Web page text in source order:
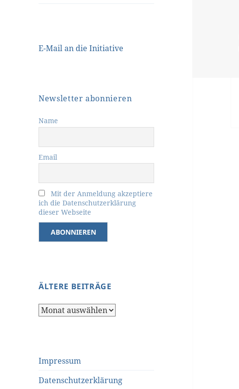
E-Mail an die Initiative
Newsletter abonnieren
Name
Email
Mit der Anmeldung akzeptiere
ich die Datenschutzerklärung
dieser Webseite
ÄLTERE BEITRÄGE
Ältere
Impressum
Datenschutzerklärung